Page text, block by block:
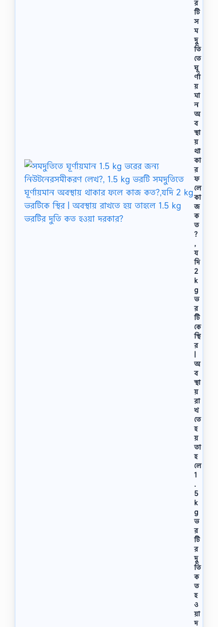
র
টি
স
ম
দু
তি
তে
ঘূ
র্ণা
য়
মা
ন
অ
ব
স্থা
য়
থা
কা
র
ফ
লে
কা
জ
ক
ত
?
,
য
দি
2
k
g
ভ
র
টি
কে
স্থি
র
|
অ
ব
স্থা
য়
রা
খ
তে
হ
য়
তা
হ
লে
1
.
5
k
g
ভ
র
টি
র
দু
তি
ক
ত
হ
ও
য়া
দ